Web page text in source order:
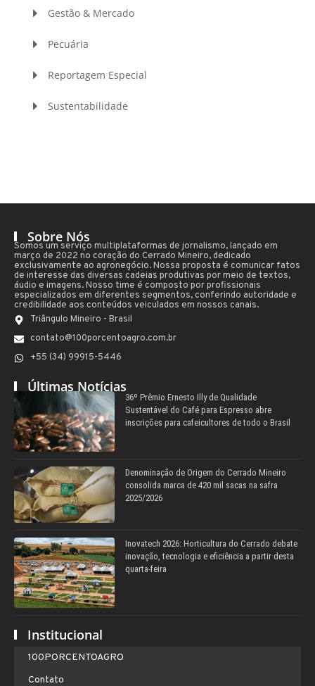
Gestão & Mercado
Pecuária
Reportagem Especial
Sustentabilidade
Sobre Nós
Somos um serviço multiplataformas de jornalismo, lançado em
março de 2022 no coração do Cerrado Mineiro, dedicado
exclusivamente ao agronegócio. Nossa proposta é comunicar fatos
de interesse das diversas cadeias produtivas por meio de textos,
áudio e imagens. Nosso time é composto por profissionais
especializados em diferentes segmentos, conferindo autoridade e
credibilidade aos conteúdos veiculados em nossos canais.
Triângulo Mineiro - Brasil
contato@100porcentoagro.com.br
+55 (34) 99915-5446
Últimas Notícias
36º Prêmio Ernesto Illy de Qualidade
Sustentável do Café para Espresso abre
inscrições para cafeicultores de todo o Brasil
Denominação de Origem do Cerrado Mineiro
consolida marca de 420 mil sacas na safra
2025/2026
Inovatech 2026: Horticultura do Cerrado debate
inovação, tecnologia e eficiência a partir desta
quarta-feira
Institucional
100PORCENTOAGRO
Contato